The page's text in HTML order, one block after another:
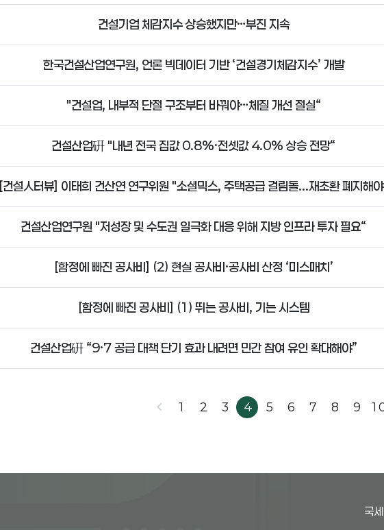
건설기업 체감지수 상승했지만…부진 지속
한국건설산업연구원, 언론 빅데이터 기반 ‘건설경기체감지수’ 개발
"건설업, 내부적 단절 구조부터 바꿔야…체질 개선 절실“
건설산업硏 "내년 전국 집값 0.8%·전셋값 4.0% 상승 전망“
[건설人터뷰] 이태희 건산연 연구위원 "소셜믹스, 주택공급 걸림돌...재초환 폐지해
건설산업연구원 "저성장 및 수도권 일극화 대응 위해 지방 인프라 투자 필요“
[함정에 빠진 공사비] (2) 현실 공사비·공사비 산정 ‘미스매치’
[함정에 빠진 공사비] (1) 뛰는 공사비, 기는 시스템
건설산업硏 “9·7 공급 대책 단기 효과 내려면 민간 참여 유인 확대해야”
chevron_left 1 2 3 4 5 6 7 8 9
국